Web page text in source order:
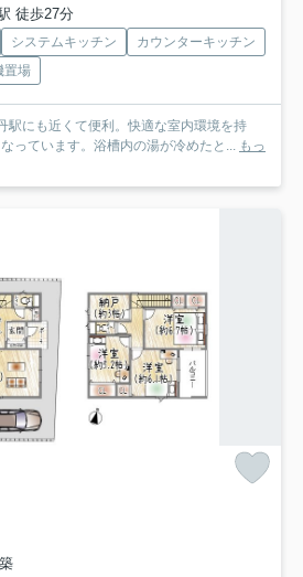
徒歩27分
システムキッチン
カウンターキッチン
置場
駅にも近くて便利。快適な室内環境を持
っています。浴槽内の湯が冷めたと... もっ